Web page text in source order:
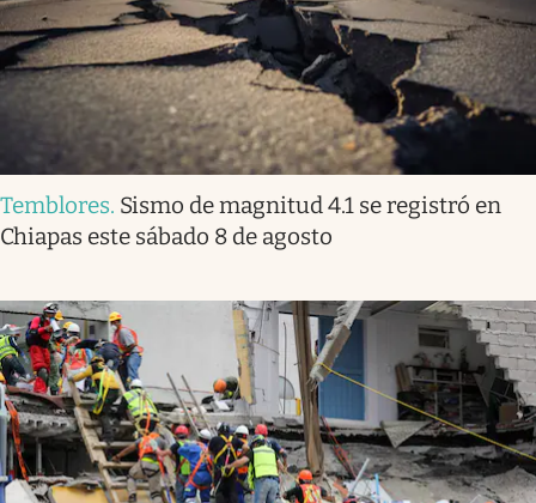
Temblores. Sismo de magnitud 4.1 se registró en
Chiapas este sábado 8 de agosto